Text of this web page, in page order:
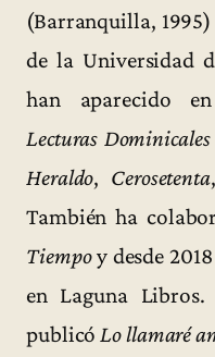
(Barranquilla,
de la Universidad
han aparecido
Lecturas Dominicales
Heraldo, Cerosetenta,
También ha
Tiempoy desde
en Laguna
publicóLo llamaré